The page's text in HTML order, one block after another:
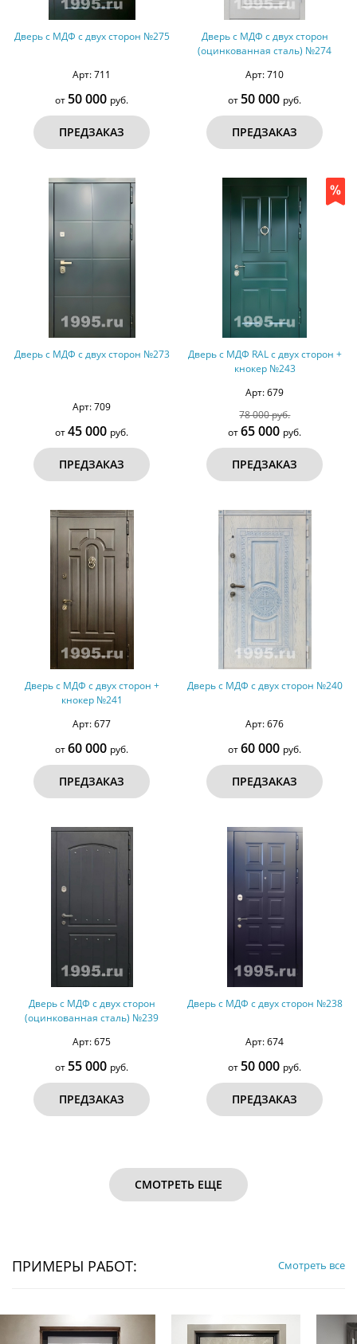
Дверь с МДФ с двух сторон №275
Арт: 711
от 50 000 руб.
ПРЕДЗАКАЗ
Дверь с МДФ с двух сторон
(оцинкованная сталь) №274
Арт: 710
от 50 000 руб.
ПРЕДЗАКАЗ
Дверь с МДФ с двух сторон №273
Арт: 709
от45 000 руб.
ПРЕДЗАКАЗ
Дверь с МДФ RAL с двух сторон +
кнокер №243
Арт: 679
78 000 руб.
от65 000 руб.
ПРЕДЗАКАЗ
Дверь с МДФ с двух сторон +
кнокер №241
Арт: 677
от60 000 руб.
ПРЕДЗАКАЗ
Дверь с МДФ с двух сторон №240
Арт: 676
от60 000 руб.
ПРЕДЗАКАЗ
Дверь с МДФ с двух сторон
(оцинкованная сталь) №239
Арт: 675
от 55 000 руб.
ПРЕДЗАКАЗ
Дверь с МДФ с двух сторон №238
Арт: 674
от 50 000 руб.
ПРЕДЗАКАЗ
СМОТРЕТЬ ЕЩЕ
ПРИМЕРЫ РАБОТ: Смотреть все